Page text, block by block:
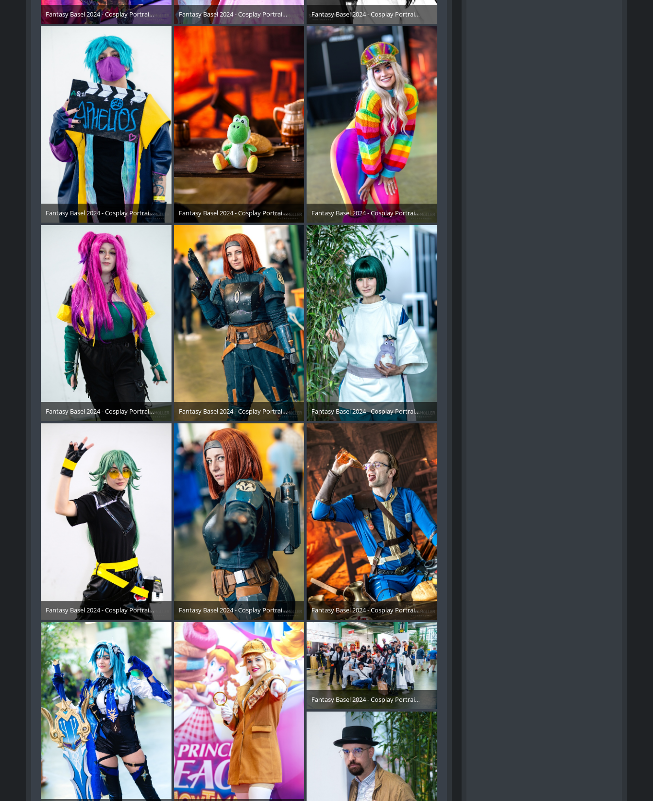
Fantasy Basel 2024 - Cosplay Portraits Instagram RECAP - 003
15. Mai 2024
Fantasy Basel 2024 - Cosplay Portraits Instagram RECAP - 004
15. Mai 2024
Fantasy Basel 2024 - Cosplay Portraits Instagram RECAP - 005
15. Mai 2024
Fantasy Basel 2024 - Cosplay Portraits Instagram RECAP - 006
15. Mai 2024
Fantasy Basel 2024 - Cosplay Portraits Instagram RECAP - 013
15. Mai 2024
Fantasy Basel 2024 - Cosplay Portraits Instagram RECAP - 014
15. Mai 2024
Fantasy Basel 2024 - Cosplay Portraits Instagram RECAP - 015
15. Mai 2024
Fantasy Basel 2024 - Cosplay Portraits Instagram RECAP - 016
15. Mai 2024
Fantasy Basel 2024 - Cosplay Portraits Instagram RECAP - 023
15. Mai 2024
Fantasy Basel 2024 - Cosplay Portraits Instagram RECAP - 024
15. Mai 2024
Fantasy Basel 2024 - Cosplay Portraits Instagram RECAP - 025
15. Mai 2024
Fantasy Basel 2024 - Cosplay Portraits Instagram RECAP - 026
15. Mai 2024
Fantasy Basel 2024 - Cosplay Portraits Instagram RECAP - 027
15. Mai 2024